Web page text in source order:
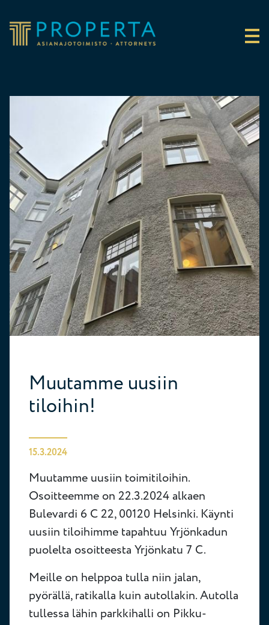
Properta
Muutamme uusiin
tiloihin!
15.3.2024
Muutamme uusiin toimitiloihin.
Osoitteemme on 22.3.2024 alkaen
Bulevardi 6 C 22, 00120 Helsinki. Käynti
uusiin tiloihimme tapahtuu Yrjönkadun
puolelta osoitteesta Yrjönkatu 7 C.
Meille on helppoa tulla niin jalan,
pyörällä, ratikalla kuin autollakin. Autolla
tullessa lähin parkkihalli on Pikku-